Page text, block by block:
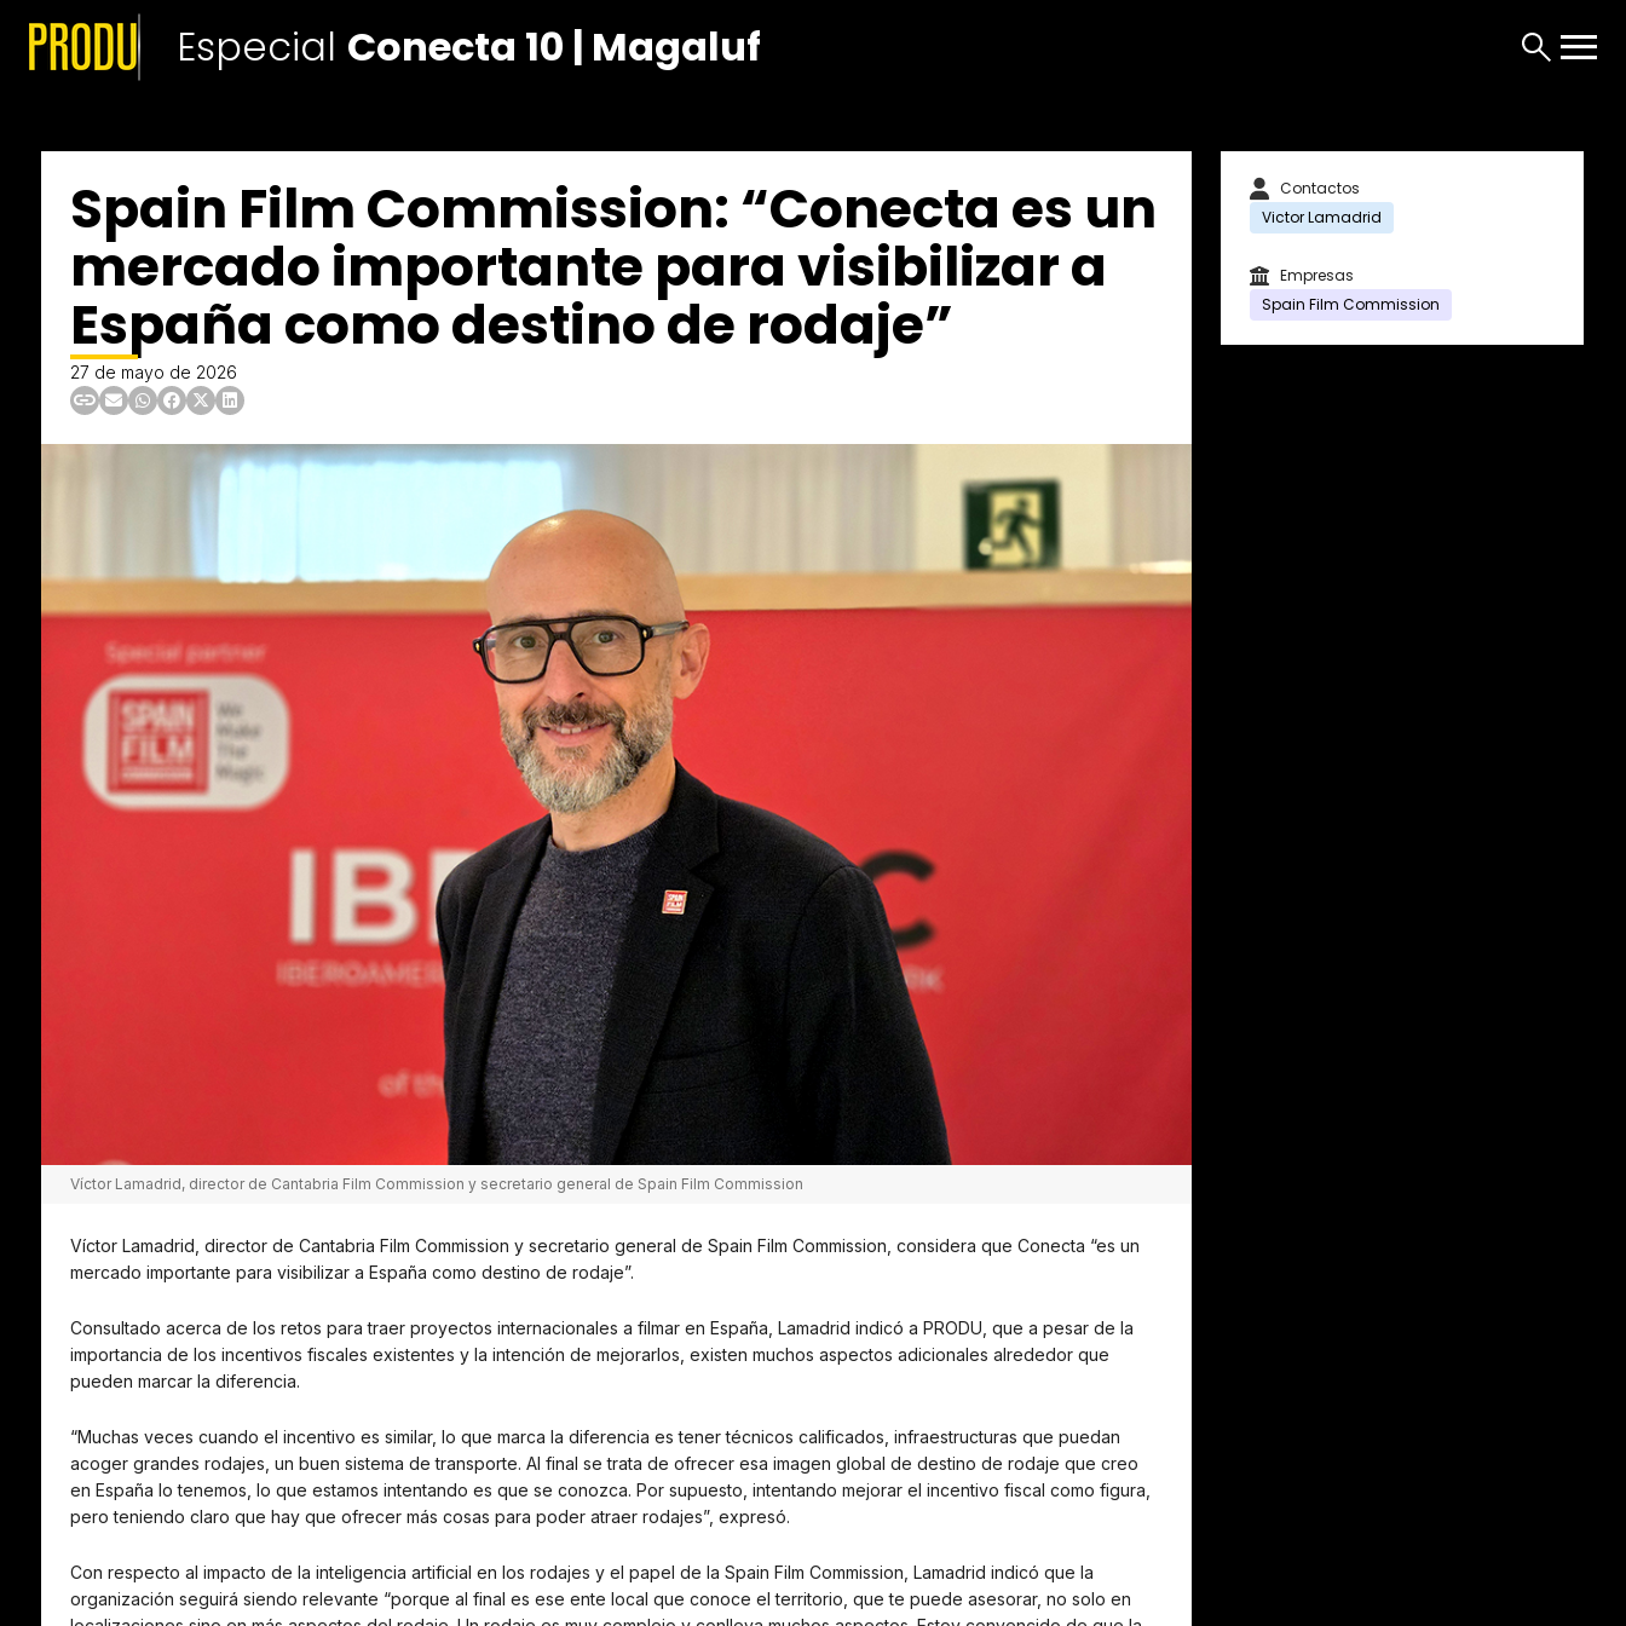
Especial Conecta 10 | Magaluf
Spain Film Commission: “Conecta es un
mercado importante para visibilizar a
España como destino de rodaje”
27 de mayo de 2026
Víctor Lamadrid, director de Cantabria Film Commission y secretario general de Spain Film Commission
Víctor Lamadrid, director de Cantabria Film Commission y secretario general de Spain Film Commission, considera que Conecta “es un
mercado importante para visibilizar a España como destino de rodaje”.
Consultado acerca de los retos para traer proyectos internacionales a filmar en España, Lamadrid indicó a PRODU, que a pesar de la
importancia de los incentivos fiscales existentes y la intención de mejorarlos, existen muchos aspectos adicionales alrededor que
pueden marcar la diferencia.
“Muchas veces cuando el incentivo es similar, lo que marca la diferencia es tener técnicos calificados, infraestructuras que puedan
acoger grandes rodajes, un buen sistema de transporte. Al final se trata de ofrecer esa imagen global de destino de rodaje que creo
en España lo tenemos, lo que estamos intentando es que se conozca. Por supuesto, intentando mejorar el incentivo fiscal como figura,
pero teniendo claro que hay que ofrecer más cosas para poder atraer rodajes”, expresó.
Con respecto al impacto de la inteligencia artificial en los rodajes y el papel de la Spain Film Commission, Lamadrid indicó que la
organización seguirá siendo relevante “porque al final es ese ente local que conoce el territorio, que te puede asesorar, no solo en
Contactos
Victor Lamadrid
Empresas
Spain Film Commission